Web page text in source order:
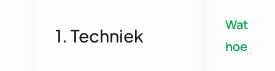
1. Techniek
Wat je
hoe je